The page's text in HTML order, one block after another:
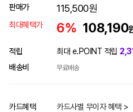
판매가 115,500원
최대혜택가 6% 108,190
적립 최대 e.POINT 적립
배송비
무료배송
카드혜택 카드사별 무이자 혜택 >